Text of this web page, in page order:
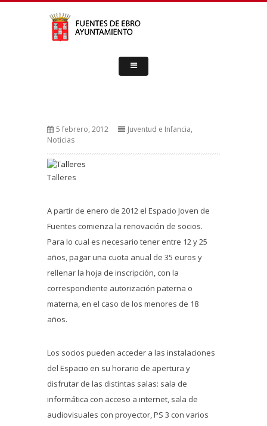
5 febrero, 2012 Juventud e Infancia,
Noticias
Talleres
A partir de enero de 2012 el Espacio Joven de
Fuentes comienza la renovación de socios.
Para lo cual es necesario tener entre 12 y 25
años, pagar una cuota anual de 35 euros y
rellenar la hoja de inscripción, con la
correspondiente autorización paterna o
materna, en el caso de los menores de 18
años.
Los socios pueden acceder a las instalaciones
del Espacio en su horario de apertura y
disfrutar de las distintas salas: sala de
informática con acceso a internet, sala de
audiovisuales con proyector, PS 3 con varios